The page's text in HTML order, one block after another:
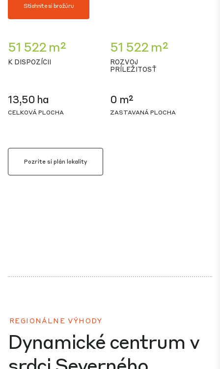
Stiahnite si brožúru
51 522 m²
K DISPOZÍCII
51 522 m²
ROZVOJ
PRÍLEŽITOSŤ
13,50 ha
CELKOVÁ PLOCHA
0 m²
ZASTAVANÁ PLOCHA
Pozrite si plán lokality
REGIONÁLNE VÝHODY
Dynamické centrum v